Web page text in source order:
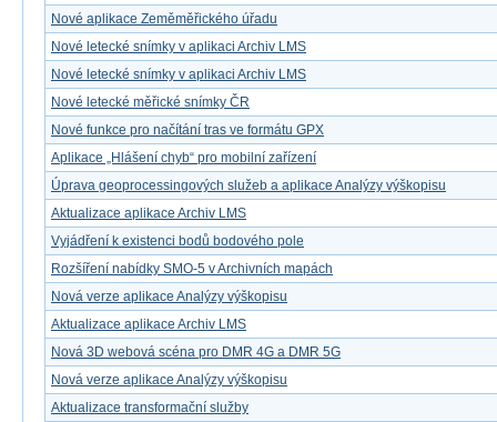
Nové aplikace Zeměměřického úřadu
Nové letecké snímky v aplikaci Archiv LMS
Nové letecké snímky v aplikaci Archiv LMS
Nové letecké měřické snímky ČR
Nové funkce pro načítání tras ve formátu GPX
Aplikace „Hlášení chyb“ pro mobilní zařízení
Úprava geoprocessingových služeb a aplikace Analýzy výškopisu
Aktualizace aplikace Archiv LMS
Vyjádření k existenci bodů bodového pole
Rozšíření nabídky SMO-5 v Archivních mapách
Nová verze aplikace Analýzy výškopisu
Aktualizace aplikace Archiv LMS
Nová 3D webová scéna pro DMR 4G a DMR 5G
Nová verze aplikace Analýzy výškopisu
Aktualizace transformační služby